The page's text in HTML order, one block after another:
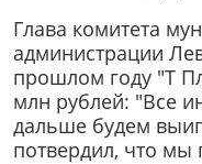
Глава комитета
администрации
прошлом году "Т
млн рублей: "Все
дальше будем
потвердил, что мы